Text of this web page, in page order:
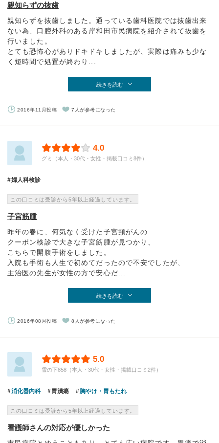
親知らずの抜歯
親知らずを抜歯しました。通っている歯科医院では抜歯出来
ない為、口腔外科のある岸和田市民病院を紹介されて抜歯を
行いました。
とても恐怖心がありドキドキしましたが、実際は痛みも少な
く短時間で処置が終わり...
続きを読む
2016年11月投稿 7人が参考になった
4.0
グミ（本人・30代・女性・掲載口コミ8件）
婦人科検診
この口コミは受診から5年以上経過しています。
子宮筋腫
昨年の春に、何気なく受けた子宮頸がんの
クーポン検診で大きな子宮筋腫が見つかり、
こちらで開腹手術をしました。
入院も手術も人生で初めてだったので不安でしたが、
主治医の先生が女性の方で安心だ...
続きを読む
2016年08月投稿 8人が参考になった
5.0
雪の下858（本人・30代・女性・掲載口コミ2件）
消化器内科 胃潰瘍 胸やけ・胃もたれ
この口コミは受診から5年以上経過しています。
看護師さんの対応が優しかった